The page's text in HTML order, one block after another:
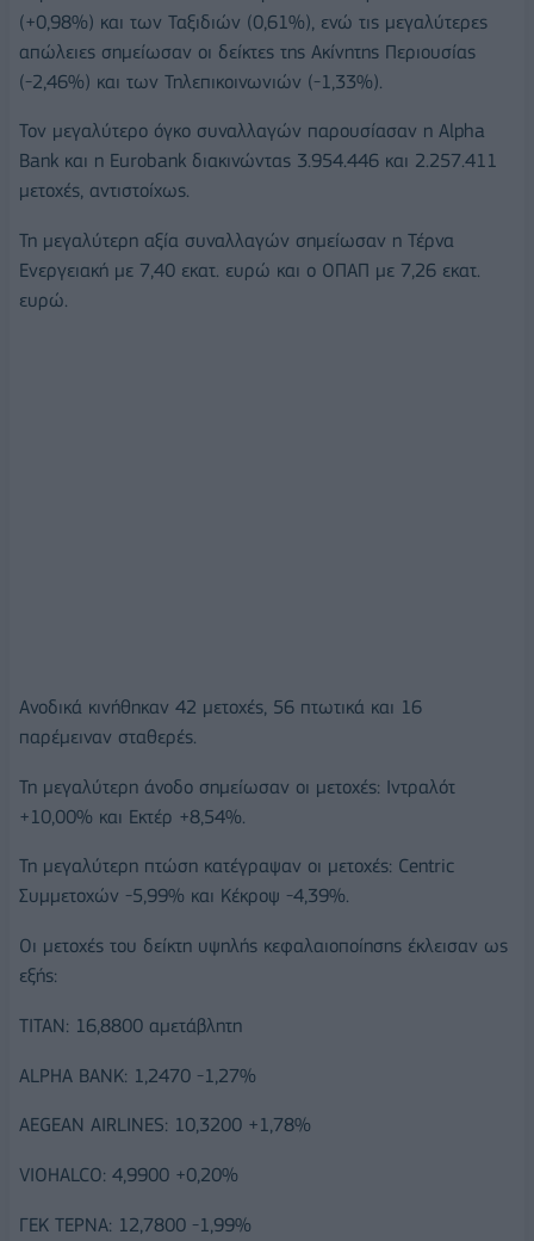
(+0,98%) και των Ταξιδιών (0,61%), ενώ τις μεγαλύτερες
απώλειες σημείωσαν οι δείκτες της Ακίνητης Περιουσίας
(-2,46%) και των Τηλεπικοινωνιών (-1,33%).
Τον μεγαλύτερο όγκο συναλλαγών παρουσίασαν η Alpha
Bank και η Eurobank διακινώντας 3.954.446 και 2.257.411
μετοχές, αντιστοίχως.
Τη μεγαλύτερη αξία συναλλαγών σημείωσαν η Τέρνα
Ενεργειακή με 7,40 εκατ. ευρώ και ο ΟΠΑΠ με 7,26 εκατ.
ευρώ.
Ανοδικά κινήθηκαν 42 μετοχές, 56 πτωτικά και 16
παρέμειναν σταθερές.
Τη μεγαλύτερη άνοδο σημείωσαν οι μετοχές: Ιντραλότ
+10,00% και Εκτέρ +8,54%.
Τη μεγαλύτερη πτώση κατέγραψαν οι μετοχές: Centric
Συμμετοχών -5,99% και Κέκροψ -4,39%.
Οι μετοχές του δείκτη υψηλής κεφαλαιοποίησης έκλεισαν ως
εξής:
ΤΙΤΑΝ: 16,8800 αμετάβλητη
ALPHA BANK: 1,2470 -1,27%
AEGEAN AIRLINES: 10,3200 +1,78%
VIOHALCO: 4,9900 +0,20%
ΓΕΚ ΤΕΡΝΑ: 12,7800 -1,99%